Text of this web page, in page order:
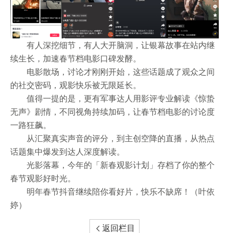
有人深挖细节，有人大开脑洞，让银幕故事在站内继
续生长，加速春节档电影口碑发酵。
电影散场，讨论才刚刚开始，这些话题成了观众之间
的社交密码，观影快乐被无限延长。
值得一提的是，更有军事达人用影评专业解读《惊蛰
无声》剧情，不同视角持续加码，让春节档电影的讨论度
一路狂飙。
从汇聚真实声音的评分，到主创空降的直播，从热点
话题集中爆发到达人深度解读。
光影落幕，今年的「新春观影计划」存档了你的整个
春节观影好时光。
明年春节抖音继续陪你看好片，快乐不缺席！（叶依
婷）
 返回栏目